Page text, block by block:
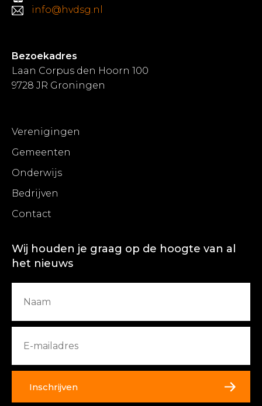
info@hvdsg.nl
Bezoekadres
Laan Corpus den Hoorn 100
9728 JR Groningen
Verenigingen
Gemeenten
Onderwijs
Bedrijven
Contact
Wij houden je graag op de hoogte van al
het nieuws
Inschrijven